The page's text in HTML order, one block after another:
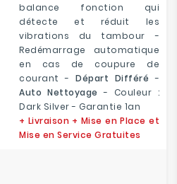
balance fonction qui
détecte et réduit les
vibrations du tambour -
Redémarrage automatique
en cas de coupure de
courant - Départ Différé -
Auto Nettoyage - Couleur :
Dark Silver - Garantie 1an
+ Livraison + Mise en Place et
Mise en Service Gratuites